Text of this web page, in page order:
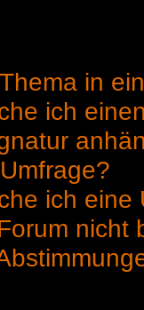
in
ich
ich eine
nicht